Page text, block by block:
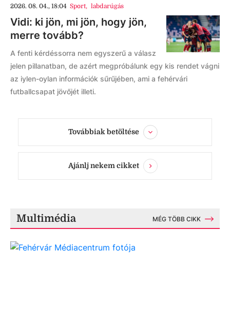
2026. 08. 04., 18:04 Sport, labdarúgás
Vidi: ki jön, mi jön, hogy jön,
merre tovább?
A fenti kérdéssorra nem egyszerű a válasz
jelen pillanatban, de azért megpróbálunk egy kis rendet vágni
az iylen-oylan információk sűrűjében, ami a fehérvári
futballcsapat jövőjét illeti.
Továbbiak betöltése
Ajánlj nekem cikket
Multimédia MÉG TÖBB CIKK